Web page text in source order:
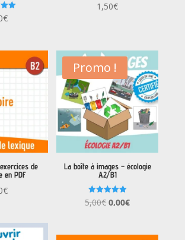
€
1,50€
de
en PDF
€
Promo !
La boîte à images – écologie
A2/B1
Note
5.00
5,00€ Le
initial
0,00€Le
actuel